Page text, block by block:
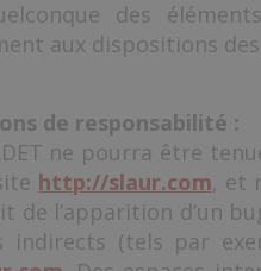
des
aux dispositions
de responsabilité :
ne pourra être
http://slaur.com, et
de l’apparition d’un
indirects (tels par